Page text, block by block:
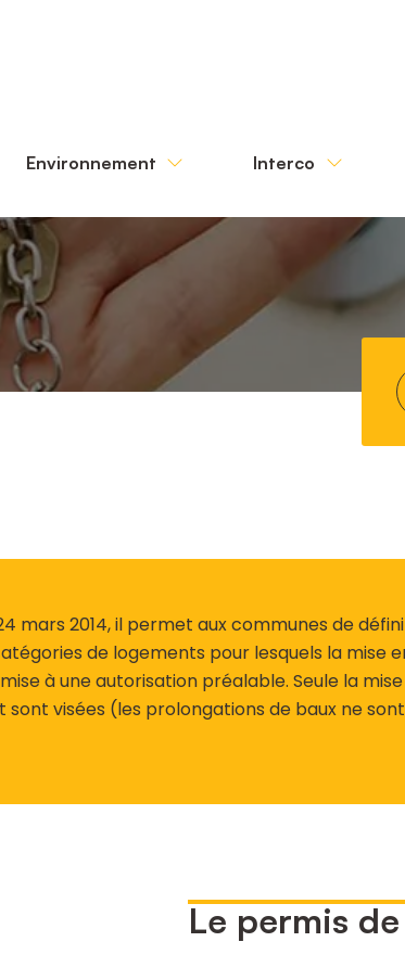
Environnement Interco
mars 2014, il permet aux communes de
de logements pour lesquels la mise
à une autorisation préalable. Seule la
sont visées (les prolongations de baux ne
Le permis